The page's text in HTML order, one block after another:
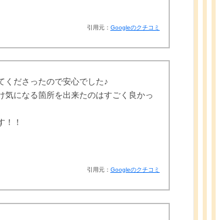
引用元： Googleのクチコミ
くださったので安心でした♪
になる箇所を出来たのはすごく良かっ
！！
引用元： Googleのクチコミ